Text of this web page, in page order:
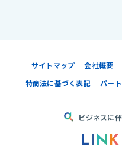
サイトマップ 会社概要
特商法に基づく表記
パー
ビジネスに